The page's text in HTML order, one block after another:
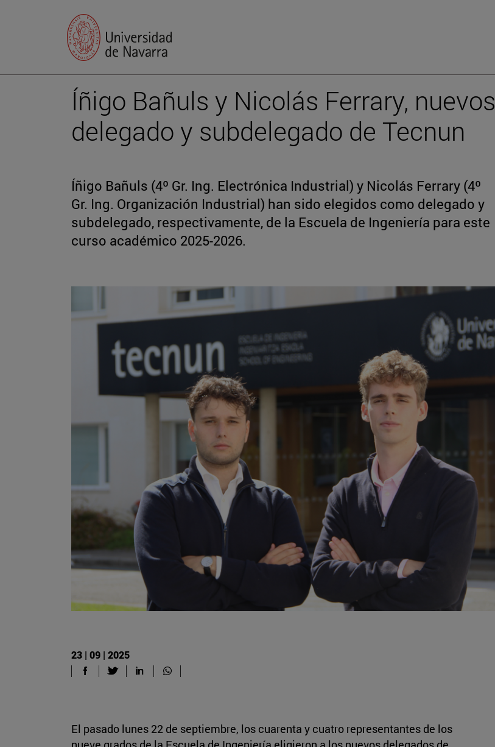
Íñigo Bañuls y Nicolás Ferrary, nuevos
delegado y subdelegado de Tecnun
Íñigo Bañuls (4º Gr. Ing. Electrónica Industrial) y Nicolás Ferrary (4º
Gr. Ing. Organización Industrial) han sido elegidos como delegado y
subdelegado, respectivamente, de la Escuela de Ingeniería para este
curso académico 2025-2026.
23 | 09 | 2025
El pasado lunes 22 de septiembre, los cuarenta y cuatro representantes de los